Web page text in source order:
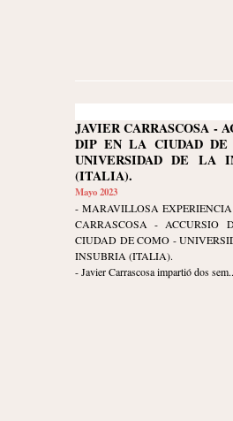
JAVIER CARRASCOSA -
DIP EN LA CIUDAD
UNIVERSIDAD DE LA
(ITALIA).
Mayo 2023
- MARAVILLOSA EXPERIENCIA
CARRASCOSA - ACCURSIO
CIUDAD DE COMO -
INSUBRIA (ITALIA).
- Javier Carrascosa impartió dos